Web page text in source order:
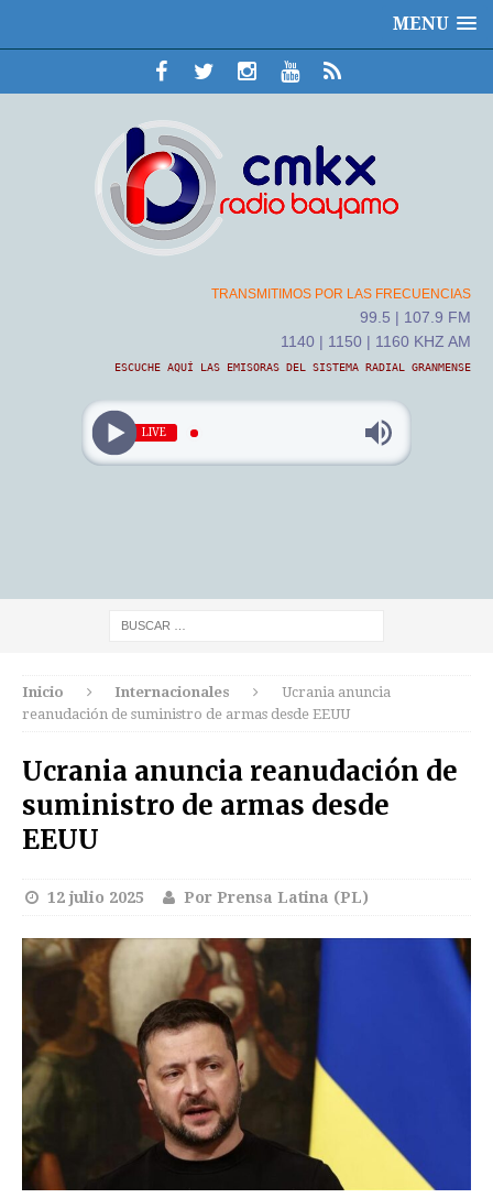
MENU
TRANSMITIMOS POR LAS FRECUENCIAS
99.5 | 107.9 FM
1140 | 1150 | 1160 KHZ AM
ESCUCHE AQUÍ LAS EMISORAS DEL SISTEMA RADIAL GRANMENSE
LIVE
Inicio Internacionales
Ucrania anuncia
reanudación de suministro de armas desde EEUU
Ucrania anuncia reanudación de
suministro de armas desde
EEUU
12 julio 2025 Por Prensa Latina (PL)